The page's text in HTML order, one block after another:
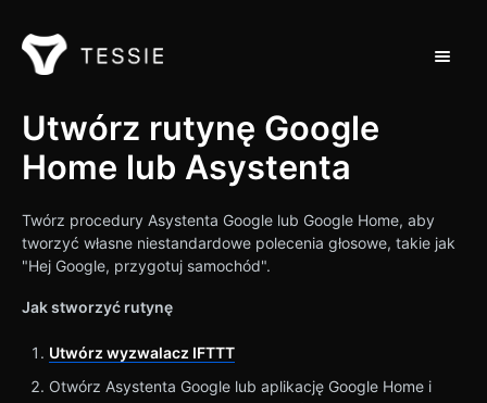
Wsparcie dla domu
Kontakt
Utwórz rutynę Google
Home lub Asystenta
Twórz procedury Asystenta Google lub Google Home, aby
tworzyć własne niestandardowe polecenia głosowe, takie jak
"Hej Google, przygotuj samochód".
Jak stworzyć rutynę
Utwórz wyzwalacz IFTTT
Otwórz Asystenta Google lub aplikację Google Home i